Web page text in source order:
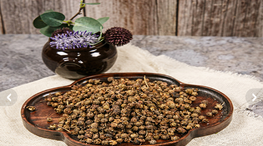
카테고리 한방약초